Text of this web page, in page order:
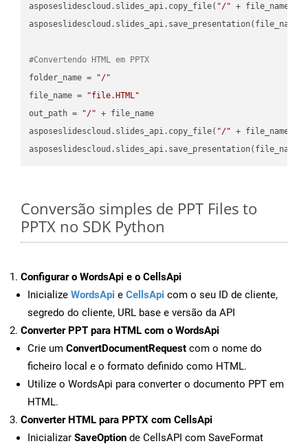
asposeslidescloud.slides_api.copy_file( "/" + file_name,
#Convertendo HTML em PPTX
folder_name =
"/"
file_name =
"file.HTML"
out_path =
"/" + file_name
asposeslidescloud.slides_api.copy_file( "/" + file_name,
Conversão simples de PPT Files to
PPTX no SDK Python
Configurar o WordsApi e o CellsApi
Inicialize WordsApi e CellsApi com o seu ID de cliente,
segredo do cliente, URL base e versão da API
Converter PPT para HTML com o WordsApi
Crie um ConvertDocumentRequest com o nome do
ficheiro local e o formato definido como HTML.
Utilize o WordsApi para converter o documento PPT em
HTML.
Converter HTML para PPTX com CellsApi
Inicializar SaveOption de CellsAPI com SaveFormat